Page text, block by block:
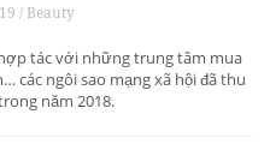
/ Beauty
tác với những trung tâm mua
các ngôi sao mạng xã hội đã thu
năm 2018.